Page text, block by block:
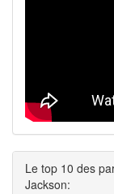
Le top 10 des
Jackson: